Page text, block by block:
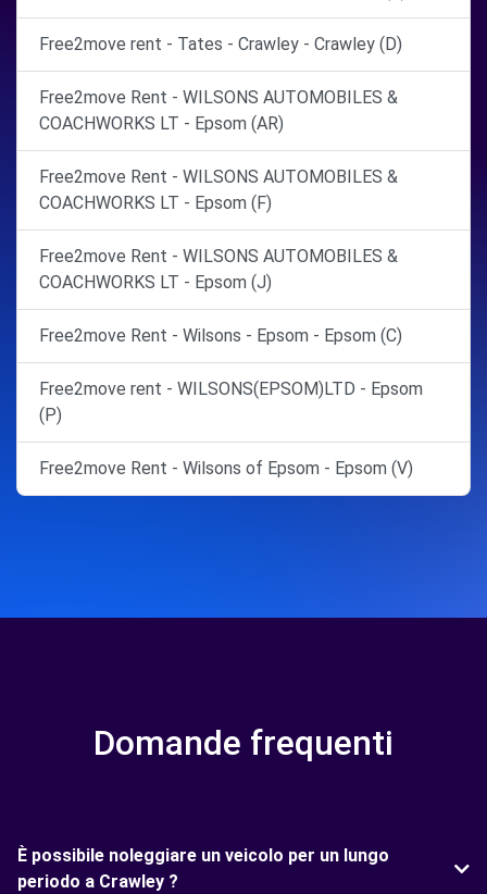
Free2move rent - Tates - Crawley - Crawley (D)
Free2move Rent - WILSONS AUTOMOBILES &
COACHWORKS LT - Epsom (AR)
Free2move Rent - WILSONS AUTOMOBILES &
COACHWORKS LT - Epsom (F)
Free2move Rent - WILSONS AUTOMOBILES &
COACHWORKS LT - Epsom (J)
Free2move Rent - Wilsons - Epsom - Epsom (C)
Free2move rent - WILSONS(EPSOM)LTD - Epsom
(P)
Free2move Rent - Wilsons of Epsom - Epsom (V)
Domande frequenti
È possibile noleggiare un veicolo per un lungo
periodo a Crawley ?